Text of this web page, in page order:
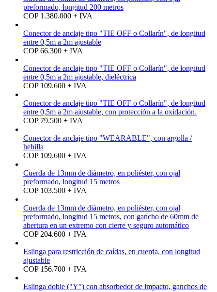
preformado, longitud 200 metros
COP 1.380.000 + IVA
Conector de anclaje tipo "TIE OFF o Collarín", de longitud
entre 0,5m a 2m ajustable
COP 66.300 + IVA
Conector de anclaje tipo "TIE OFF o Collarín", de longitud
entre 0,5m a 2m ajustable, dieléctrica
COP 109.600 + IVA
Conector de anclaje tipo "TIE OFF o Collarín", de longitud
entre 0,5m a 2m ajustable, con protección a la oxidación.
COP 79.500 + IVA
Conector de anclaje tipo "WEARABLE", con argolla /
hebilla
COP 109.600 + IVA
Cuerda de 13mm de diámetro, en poliéster, con ojal
preformado, longitud 15 metros
COP 103.500 + IVA
Cuerda de 13mm de diámetro, en poliéster, con ojal
preformado, longitud 15 metros, con gancho de 60mm de
abertura en un extremo con cierre y seguro automático
COP 204.600 + IVA
Eslinga para restricción de caídas, en cuerda, con longitud
ajustable
COP 156.700 + IVA
Eslinga doble ("Y") con absorbedor de impacto, ganchos de